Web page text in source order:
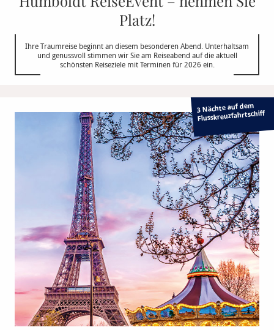
Platz!
Ihre Traumreise beginnt an diesem besonderen Abend. Unterhaltsam
und genussvoll stimmen wir Sie am Reiseabend auf die aktuell
schönsten Reiseziele mit Terminen für 2026 ein.
3 Nächte auf dem
Flusskreuzfahrtschiff